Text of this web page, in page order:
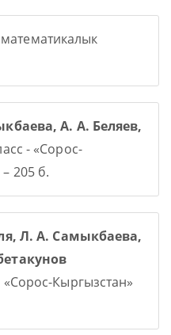
А. А. Беляев,
- «Сорос-
205 б.
Л. А. Самыкбаева,
Кыргызстан»